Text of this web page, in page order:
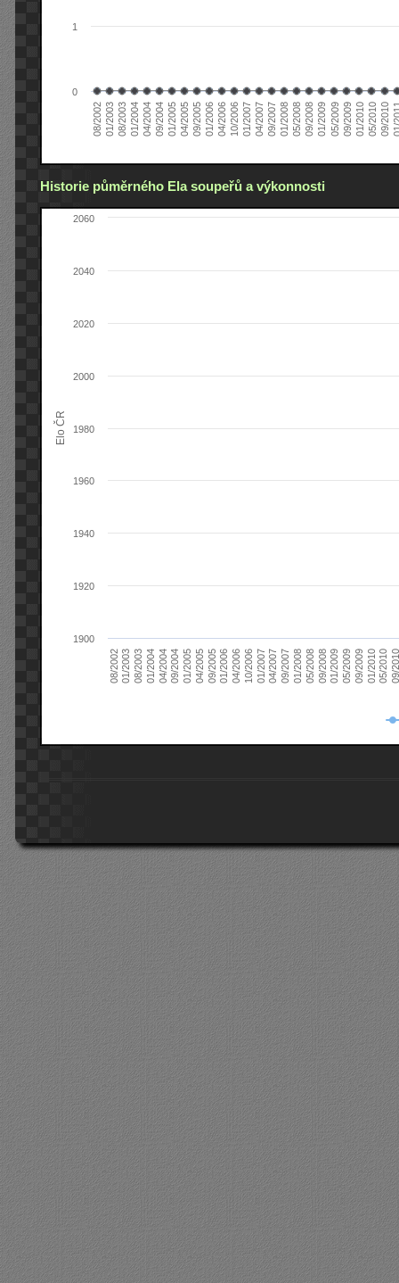
08/200201/200308/200301/200404/200409/200401/200504/200509/200501/200604/200610/200601/200704/200709/200701/200805/200809/200801/200905/200909/200901/201005/201009/2010
0
1
Historie půměrného Ela soupeřů a výkonnosti
Elo ČR
08/200201/200308/200301/200404/200409/200401/200504/200509/200501/200604/200610/200601/200704/200709/200701/200805/200809/200801/200905/200909/200901/201005/201009/
1900
1920
1940
1960
1980
2000
2020
2040
2060